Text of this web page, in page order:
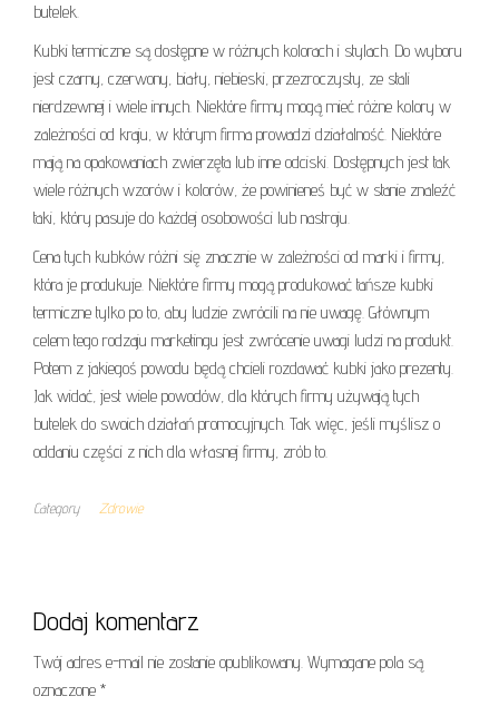
butelek.
Kubki termiczne są dostępne w różnych kolorach i stylach. Do wyboru
jest czarny, czerwony, biały, niebieski, przezroczysty, ze stali
nierdzewnej i wiele innych. Niektóre firmy mogą mieć różne kolory w
zależności od kraju, w którym firma prowadzi działalność. Niektóre
mają na opakowaniach zwierzęta lub inne odciski. Dostępnych jest tak
wiele różnych wzorów i kolorów, że powinieneś być w stanie znaleźć
taki, który pasuje do każdej osobowości lub nastroju.
Cena tych kubków różni się znacznie w zależności od marki i firmy,
która je produkuje. Niektóre firmy mogą produkować tańsze kubki
termiczne tylko po to, aby ludzie zwrócili na nie uwagę. Głównym
celem tego rodzaju marketingu jest zwrócenie uwagi ludzi na produkt.
Potem z jakiegoś powodu będą chcieli rozdawać kubki jako prezenty.
Jak widać, jest wiele powodów, dla których firmy używają tych
butelek do swoich działań promocyjnych. Tak więc, jeśli myślisz o
oddaniu części z nich dla własnej firmy, zrób to.
Category Zdrowie
Dodaj komentarz
Twój adres e-mail nie zostanie opublikowany. Wymagane pola są
oznaczone *